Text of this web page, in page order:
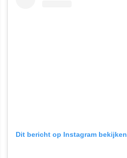
Dit bericht op Instagram bekijken